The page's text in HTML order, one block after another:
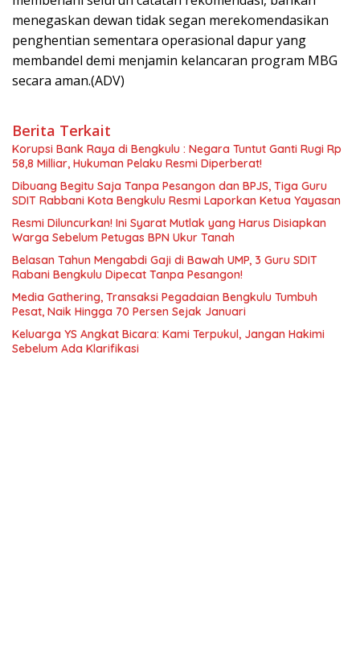
menegaskan dewan tidak segan merekomendasikan
penghentian sementara operasional dapur yang
membandel demi menjamin kelancaran program MBG
secara aman.(ADV)
Berita Terkait
Korupsi Bank Raya di Bengkulu : Negara Tuntut Ganti Rugi Rp
58,8 Milliar, Hukuman Pelaku Resmi Diperberat!
Dibuang Begitu Saja Tanpa Pesangon dan BPJS, Tiga Guru
SDIT Rabbani Kota Bengkulu Resmi Laporkan Ketua Yayasan
Resmi Diluncurkan! Ini Syarat Mutlak yang Harus Disiapkan
Warga Sebelum Petugas BPN Ukur Tanah
Belasan Tahun Mengabdi Gaji di Bawah UMP, 3 Guru SDIT
Rabani Bengkulu Dipecat Tanpa Pesangon!
Media Gathering, Transaksi Pegadaian Bengkulu Tumbuh
Pesat, Naik Hingga 70 Persen Sejak Januari
Keluarga YS Angkat Bicara: Kami Terpukul, Jangan Hakimi
Sebelum Ada Klarifikasi